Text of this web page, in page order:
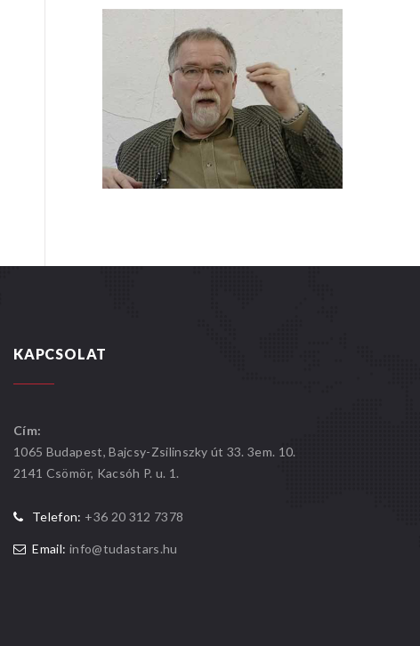
KAPCSOLAT
Cím:
1065 Budapest, Bajcsy-Zsilinszky út 33. 3em. 10.
2141 Csömör, Kacsóh P. u. 1.
Telefon: +36 20 312 7378
Email: info@tudastars.hu